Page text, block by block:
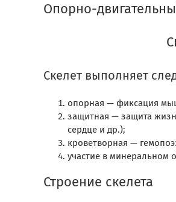
Опорно-
Скелет выполняет
опорная — фиксация
защитная — защита
сердце и др.);
кроветворная —
участие в минеральном
Строение скелета